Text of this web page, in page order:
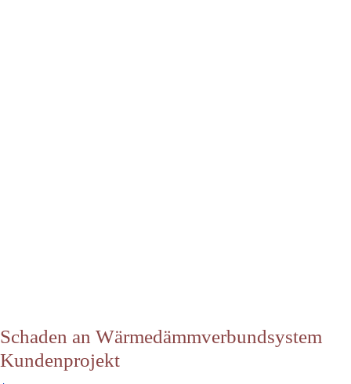
Schaden an Wärmedämmverbundsystem
Kundenprojekt